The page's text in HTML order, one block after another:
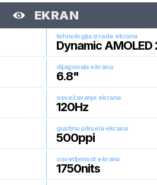
EKRAN
tehnologija izrade ekrana
Dynamic AMOLED
dijagonala ekrana
6.8"
osvežavanje ekrana
120Hz
gustina piksela ekrana
500ppi
osvetljenost ekrana
1750nits